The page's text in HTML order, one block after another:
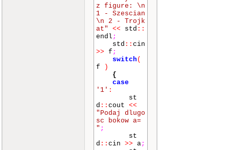
z figure: \n
1 - Szescian
\n 2 - Trojk
at"
<< std ::
endl ;
std :: cin
>> f ;
switch (
f
)
{
case
'1' :
st
d :: cout <<
"Podaj dlugo
sc bokow a=
" ;
st
d :: cin >> a;